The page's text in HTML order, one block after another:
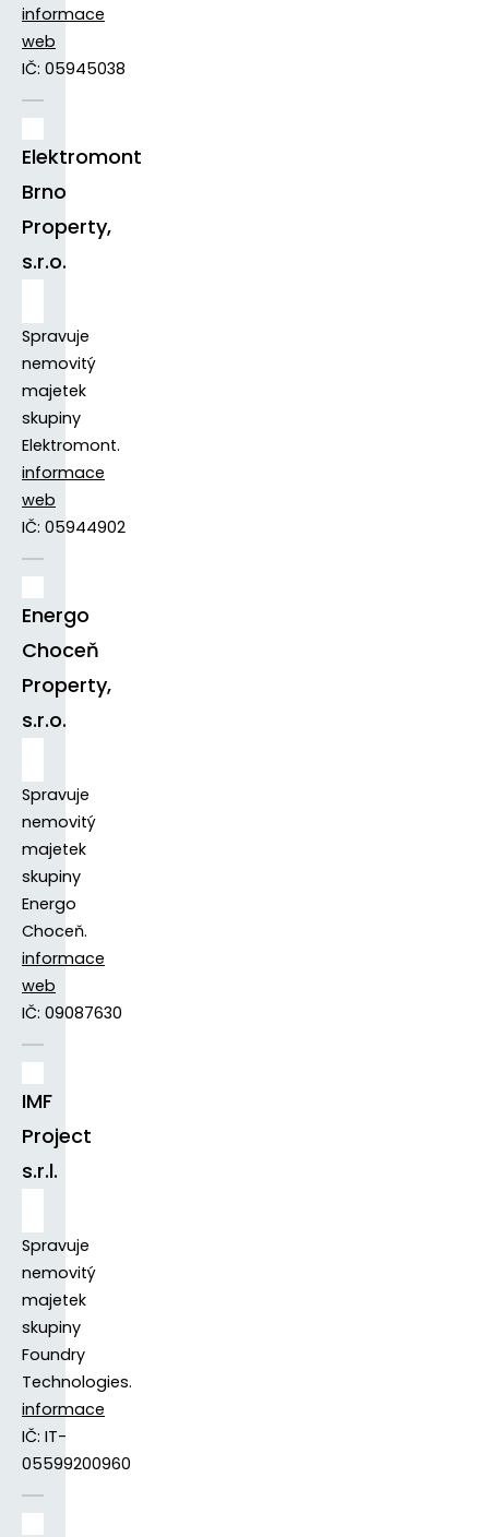
informace
web
IČ: 05945038
Elektromont
Brno
Property,
s.r.o.
Spravuje
nemovitý
majetek
skupiny
Elektromont.
informace
web
IČ: 05944902
Energo
Choceň
Property,
s.r.o.
Spravuje
nemovitý
majetek
skupiny
Energo
Choceň.
informace
web
IČ: 09087630
IMF
Project
s.r.l.
Spravuje
nemovitý
majetek
skupiny
Foundry
Technologies.
informace
IČ: IT-
05599200960